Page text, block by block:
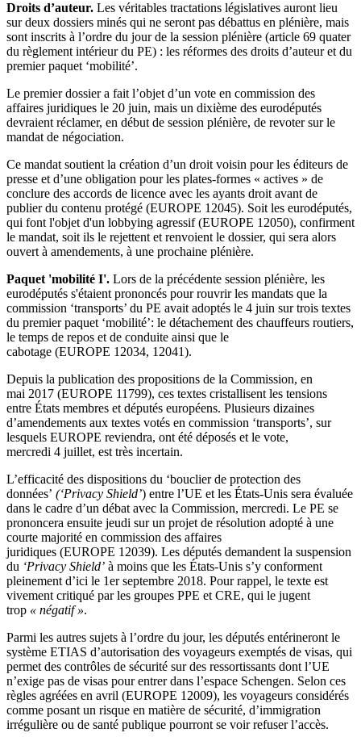
Droits d’auteur. Les véritables tractations législatives auront lieu
sur deux dossiers minés qui ne seront pas débattus en plénière, mais
sont inscrits à l’ordre du jour de la session plénière (article 69 quater
du règlement intérieur du PE) : les réformes des droits d’auteur et du
premier paquet ‘mobilité’.
Le premier dossier a fait l’objet d’un vote en commission des
affaires juridiques le 20 juin, mais un dixième des eurodéputés
devraient réclamer, en début de session plénière, de revoter sur le
mandat de négociation.
Ce mandat soutient la création d’un droit voisin pour les éditeurs de
presse et d’une obligation pour les plates-formes « actives » de
conclure des accords de licence avec les ayants droit avant de
publier du contenu protégé (EUROPE 12045). Soit les eurodéputés,
qui font l'objet d'un lobbying agressif (EUROPE 12050), confirment
le mandat, soit ils le rejettent et renvoient le dossier, qui sera alors
ouvert à amendements, à une prochaine plénière.
Paquet 'mobilité I'. Lors de la précédente session plénière, les
eurodéputés s'étaient prononcés pour rouvrir les mandats que la
commission ‘transports’ du PE avait adoptés le 4 juin sur trois textes
du premier paquet ‘mobilité’: le détachement des chauffeurs routiers,
le temps de repos et de conduite ainsi que le
cabotage (EUROPE 12034, 12041).
Depuis la publication des propositions de la Commission, en
mai 2017 (EUROPE 11799), ces textes cristallisent les tensions
entre États membres et députés européens. Plusieurs dizaines
d’amendements aux textes votés en commission ‘transports’, sur
lesquels EUROPE reviendra, ont été déposés et le vote,
mercredi 4 juillet, est très incertain.
L’efficacité des dispositions du ‘bouclier de protection des
données’ (‘Privacy Shield’) entre l’UE et les États-Unis sera évaluée
dans le cadre d’un débat avec la Commission, mercredi. Le PE se
prononcera ensuite jeudi sur un projet de résolution adopté à une
courte majorité en commission des affaires
juridiques (EUROPE 12039). Les députés demandent la suspension
du ‘Privacy Shield’ à moins que les États-Unis s’y conforment
pleinement d’ici le 1er septembre 2018. Pour rappel, le texte est
vivement critiqué par les groupes PPE et CRE, qui le jugent
trop « négatif ».
Parmi les autres sujets à l’ordre du jour, les députés entérineront le
système ETIAS d’autorisation des voyageurs exemptés de visas, qui
permet des contrôles de sécurité sur des ressortissants dont l’UE
n’exige pas de visas pour entrer dans l’espace Schengen. Selon ces
règles agréées en avril (EUROPE 12009), les voyageurs considérés
comme posant un risque en matière de sécurité, d’immigration
irrégulière ou de santé publique pourront se voir refuser l’accès.